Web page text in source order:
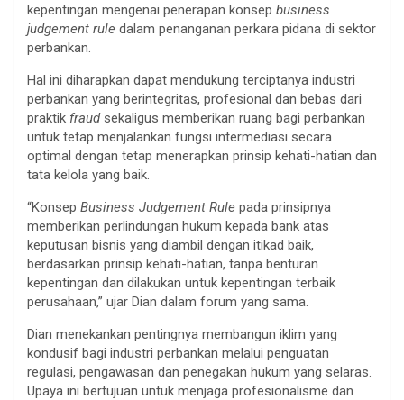
kepentingan mengenai penerapan konsep business
judgement rule dalam penanganan perkara pidana di sektor
perbankan.
Hal ini diharapkan dapat mendukung terciptanya industri
perbankan yang berintegritas, profesional dan bebas dari
praktik fraudsekaligus memberikan ruang bagi perbankan
untuk tetap menjalankan fungsi intermediasi secara
optimal dengan tetap menerapkan prinsip kehati-hatian dan
tata kelola yang baik.
“Konsep Business Judgement Rule pada prinsipnya
memberikan perlindungan hukum kepada bank atas
keputusan bisnis yang diambil dengan itikad baik,
berdasarkan prinsip kehati-hatian, tanpa benturan
kepentingan dan dilakukan untuk kepentingan terbaik
perusahaan,” ujar Dian dalam forum yang sama.
Dian menekankan pentingnya membangun iklim yang
kondusif bagi industri perbankan melalui penguatan
regulasi, pengawasan dan penegakan hukum yang selaras.
Upaya ini bertujuan untuk menjaga profesionalisme dan